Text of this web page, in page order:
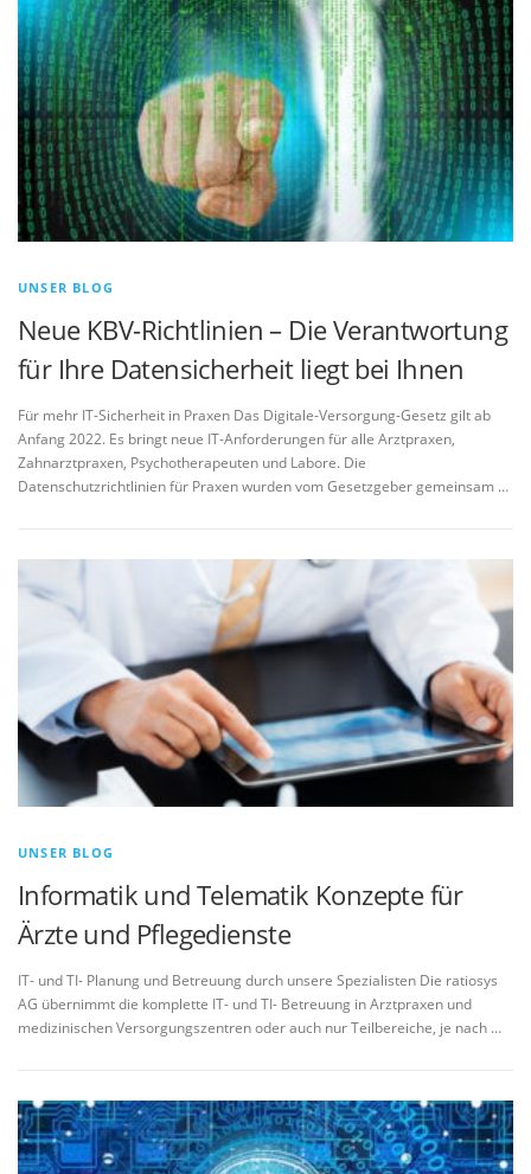
UNSER BLOG
Neue KBV-Richtlinien – Die Verantwortung
für Ihre Datensicherheit liegt bei Ihnen
Für mehr IT-Sicherheit in Praxen Das Digitale-Versorgung-Gesetz gilt ab
Anfang 2022. Es bringt neue IT-Anforderungen für alle Arztpraxen,
Zahnarztpraxen, Psychotherapeuten und Labore. Die
Datenschutzrichtlinien für Praxen wurden vom Gesetzgeber gemeinsam …
UNSER BLOG
Informatik und Telematik Konzepte für
Ärzte und Pflegedienste
IT- und TI- Planung und Betreuung durch unsere Spezialisten Die ratiosys
AG übernimmt die komplette IT- und TI- Betreuung in Arztpraxen und
medizinischen Versorgungszentren oder auch nur Teilbereiche, je nach …